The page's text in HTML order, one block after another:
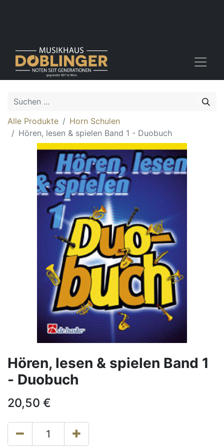
Alle Produkte
Horn Schulen
Hören, lesen & spielen Band 1 - Duobuch
Hören, lesen & spielen Band 1
- Duobuch
20,50 €